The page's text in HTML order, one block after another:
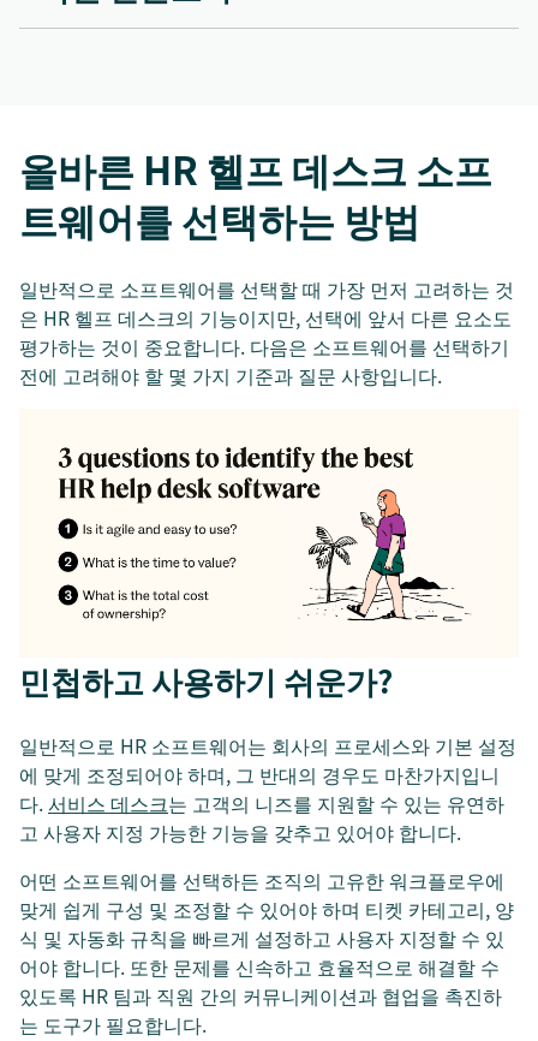
올바른 HR 헬프 데스크 소프
트웨어를 선택하는 방법
일반적으로 소프트웨어를 선택할 때 가장 먼저 고려하는 것
은 HR 헬프 데스크의 기능이지만, 선택에 앞서 다른 요소도
평가하는 것이 중요합니다. 다음은 소프트웨어를 선택하기
전에 고려해야 할 몇 가지 기준과 질문 사항입니다.
민첩하고 사용하기 쉬운가?
일반적으로 HR 소프트웨어는 회사의 프로세스와 기본 설정
에 맞게 조정되어야 하며, 그 반대의 경우도 마찬가지입니
다.서비스 데스크는 고객의 니즈를 지원할 수 있는 유연하
고 사용자 지정 가능한 기능을 갖추고 있어야 합니다.
어떤 소프트웨어를 선택하든 조직의 고유한 워크플로우에
맞게 쉽게 구성 및 조정할 수 있어야 하며 티켓 카테고리, 양
식 및 자동화 규칙을 빠르게 설정하고 사용자 지정할 수 있
어야 합니다. 또한 문제를 신속하고 효율적으로 해결할 수
있도록 HR 팀과 직원 간의 커뮤니케이션과 협업을 촉진하
는 도구가 필요합니다.